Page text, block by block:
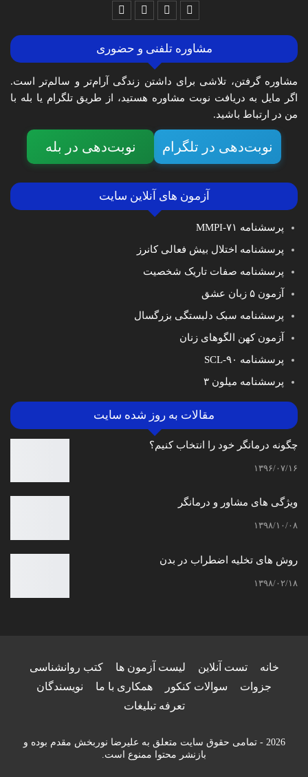
مشاوره تلفنی و حضوری
مشاوره گرفتن، تلاشی برای داشتن زندگی آرام‌تر و سالم‌تر است.
اگر مایل به دریافت نوبت مشاوره هستید، از طریق تلگرام یا بله با
من در ارتباط باشید.
نوبت‌دهی در تلگرام نوبت‌دهی در بله
آزمون های آنلاین سایت
پرسشنامه MMPI-۷۱
پرسشنامه اختلال بیش فعالی کانرز
پرسشنامه صفات تاریک شخصیت
آزمون ۵ زبان عشق
پرسشنامه سبک دلبستگی بزرگسال
آزمون کهن الگوهای زنان
پرسشنامه SCL-۹۰
پرسشنامه میلون ۳
مقالات به روز شده سایت
چگونه درمانگر خود را انتخاب کنیم؟
۱۳۹۶/۰۷/۱۶
ویژگی های مشاور و درمانگر
۱۳۹۸/۱۰/۰۸
روش های تخلیه اضطراب در بدن
۱۳۹۸/۰۲/۱۸
خانه تست آنلاین لیست آزمون ها
کتب روانشناسی
جزوات
سوالات کنکور همکاری با ما
نویسندگان
تعرفه تبلیغات
2026 - تمامی حقوق سایت متعلق به علیرضا نوربخش مقدم بوده و
بازنشر محتوا ممنوع است.